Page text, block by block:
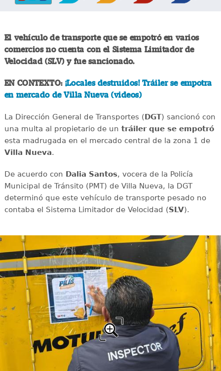
El vehículo de transporte que se empotró en varios
comercios no cuenta con el Sistema Limitador de
Velocidad (SLV) y fue sancionado.
EN CONTEXTO: ¡Locales destruidos! Tráiler se empotra
en mercado de Villa Nueva (videos)
La Dirección General de Transportes ( DGT) sancionó con
una multa al propietario de un tráiler que se empotró
esta madrugada en el mercado central de la zona 1 de
Villa Nueva.
De acuerdo con Dalia Santos, vocera de la Policía
Municipal de Tránsito (PMT) de Villa Nueva, la DGT
determinó que este vehículo de transporte pesado no
contaba el Sistema Limitador de Velocidad (SLV).